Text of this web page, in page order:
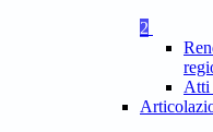
2
Atti